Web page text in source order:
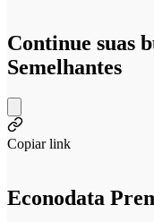
Continue suas
Semelhantes
Copiar link
Econodata